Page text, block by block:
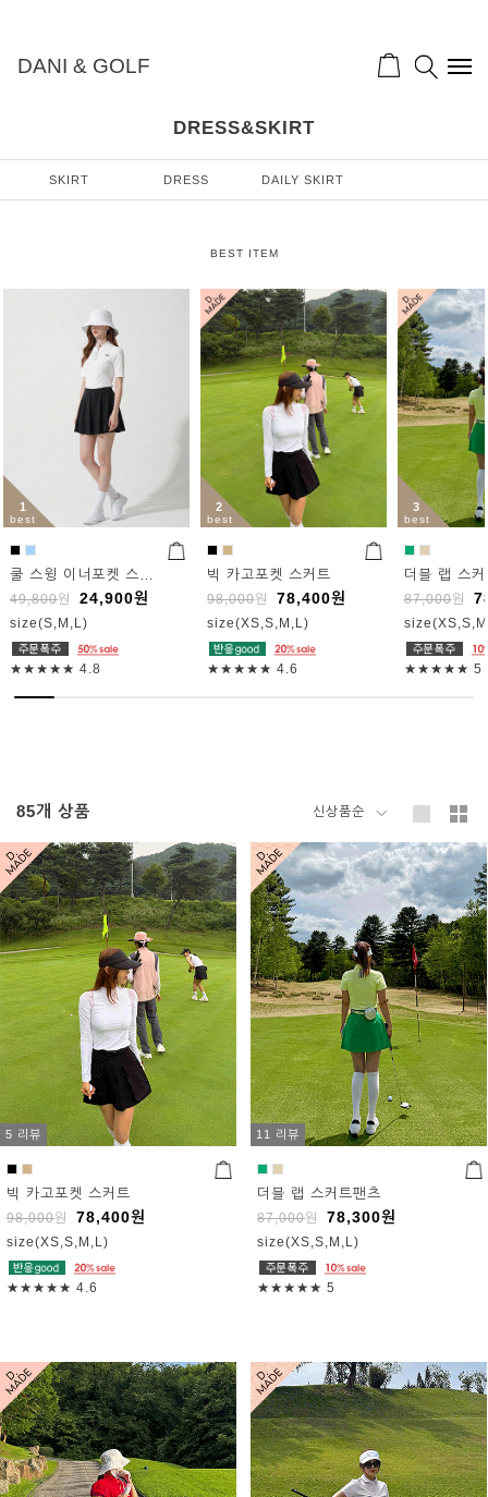
DANI & GOLF
DRESS&SKIRT
SKIRT DRESS DAILY SKIRT
BEST ITEM
1
best
쿨 스윙 이너포켓 스커트
49,800원 24,900원
size(S,M,L)
★★★★★ 4.8
2
best
빅 카고포켓 스커트
98,000원 78,400원
size(XS,S,M,L)
★★★★★ 4.6
3
best
더블 랩 스
87,000원
★★★★★ 5
85개 상품
5 리뷰
빅 카고포켓 스커트
98,000원 78,400원
size(XS,S,M,L)
★★★★★ 4.6
11 리뷰
더블 랩 스커트팬츠
87,000원 78,300원
size(XS,S,M,L)
★★★★★ 5